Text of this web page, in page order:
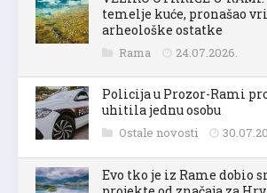
temelje kuće, pronašao
arheološke ostatke
Rama 24.07.2026.
Policija u Prozor-Rami
uhitila jednu osobu
Ostale novosti
Evo tko je iz Rame dobio